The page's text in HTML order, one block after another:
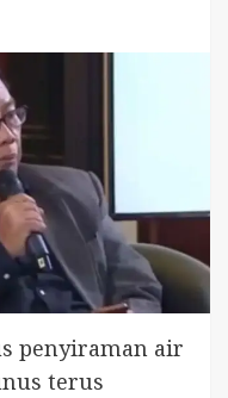
penyiraman air
terus